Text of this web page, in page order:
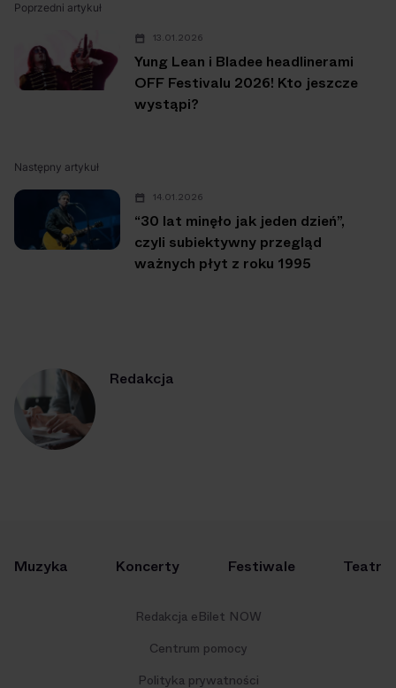
Poprzedni artykuł
13.01.2026
Yung Lean i Bladee headlinerami
OFF Festivalu 2026! Kto jeszcze
wystąpi?
Następny artykuł
14.01.2026
“30 lat minęło jak jeden dzień”,
czyli subiektywny przegląd
ważnych płyt z roku 1995
Redakcja
Muzyka Koncerty Festiwale Teatr
Redakcja eBilet NOW
Centrum pomocy
Polityka prywatności